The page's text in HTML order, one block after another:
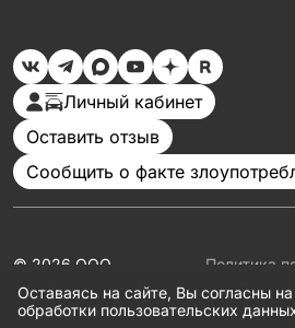
ГЛАВНАЯ КАТАЛОГ АКЦИИ
Оставаясь на сайте, Вы согласны на
обработки пользовательских
Личный кабинет
Оставить отзыв
Сообщить о факте
© 2026 ООО
Автолизинг»
Политика
Партнеры